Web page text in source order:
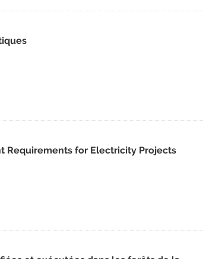
Requirements for Electricity Projects